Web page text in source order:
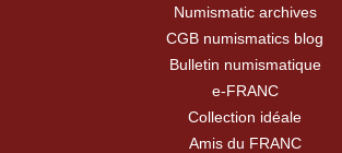
Numismatic archives
CGB numismatics blog
Bulletin numismatique
e-FRANC
Collection idéale
Amis du FRANC